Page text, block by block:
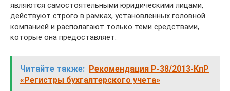
являются самостоятельными юридическими лицами,
действуют строго в рамках, установленных головной
компанией и располагают только теми средствами,
которые она предоставляет.
Читайте также: Рекомендация Р-38/2013-КпР
«Регистры бухгалтерского учета»